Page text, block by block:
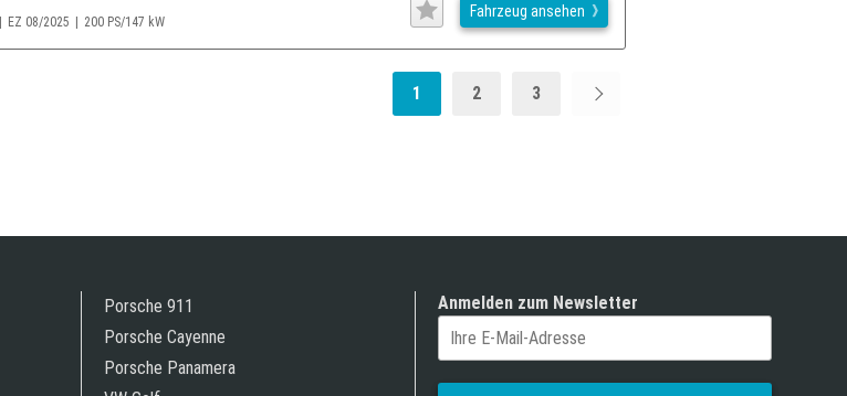
EZ 08/2025 200 PS/147 kW
Fahrzeug ansehen
1 2 3
Porsche 911
Porsche Cayenne
Porsche Panamera
Anmelden zum Newsletter